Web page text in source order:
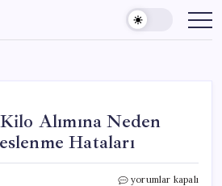
Alımına Neden
Hataları
Yaz
yorumlar kapalı